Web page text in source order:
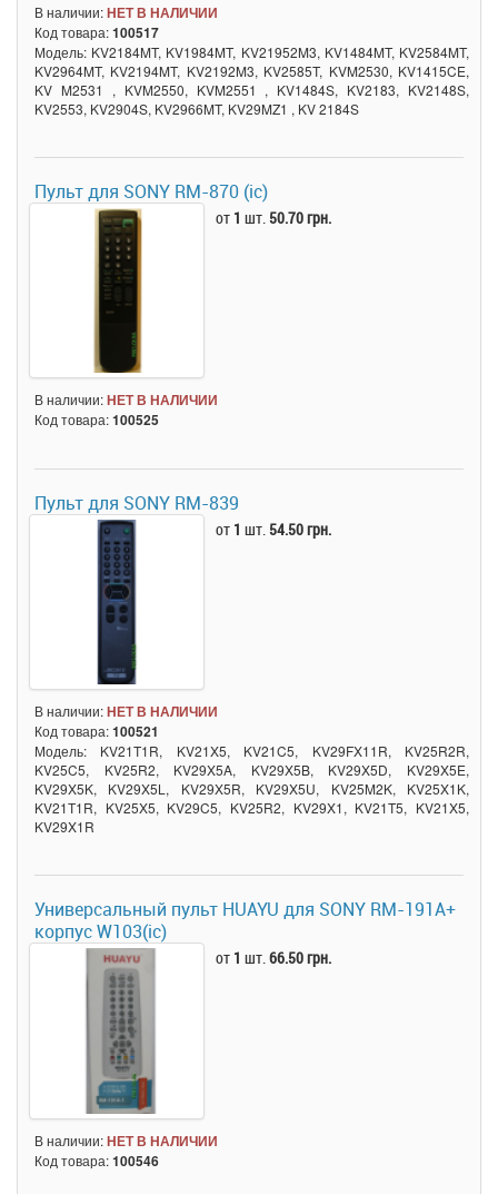
В наличии:НЕТ В НАЛИЧИИ
Код товара:100517
Модель: KV2184MT, KV1984MT, KV21952M3, KV1484MT, KV2584MT,
KV2964MT, KV2194MT, KV2192M3, KV2585T, KVM2530, KV1415CE,
KV M2531 , KVM2550, KVM2551 , KV1484S, KV2183, KV2148S,
KV2553, KV2904S, KV2966MT, KV29MZ1 , KV 2184S
Пульт для SONY RM-870 (ic)
от 1 шт. 50.70 грн.
В наличии:НЕТ В НАЛИЧИИ
Код товара:100525
Пульт для SONY RM-839
от 1 шт. 54.50 грн.
В наличии:НЕТ В НАЛИЧИИ
Код товара:100521
Модель: KV21T1R, KV21X5, KV21C5, KV29FX11R, KV25R2R,
KV25C5, KV25R2, KV29X5A, KV29X5B, KV29X5D, KV29X5E,
KV29X5K, KV29X5L, KV29X5R, KV29X5U, KV25M2K, KV25X1K,
KV21Т1R, KV25X5, KV29C5, KV25R2, KV29X1, KV21T5, KV21X5,
KV29X1R
Универсальный пульт HUAYU для SONY RM-191A+
корпус W103(ic)
от 1 шт.66.50 грн.
В наличии:НЕТ В НАЛИЧИИ
Код товара:100546